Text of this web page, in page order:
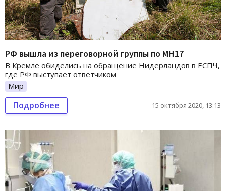
РФ вышла из переговорной группы по MH17
В Кремле обиделись на обращение Нидерландов в ЕСПЧ,
где РФ выступает ответчиком
Мир
Подробнее 15 октября 2020, 13:13